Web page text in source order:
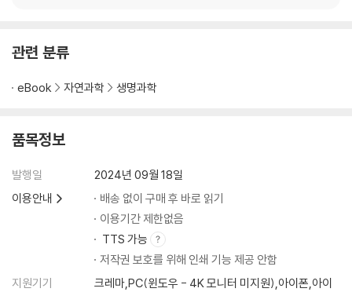
관련 분류
eBook 자연과학 생명과학
품목정보
발행일
2024년 09월 18일
이용안내
배송 없이 구매 후 바로 읽기
이용기간 제한없음
TTS 가능
저작권 보호를 위해 인쇄 기능 제공 안함
지원기기
크레마,PC(윈도우 - 4K 모니터 미지원),아이폰,아이